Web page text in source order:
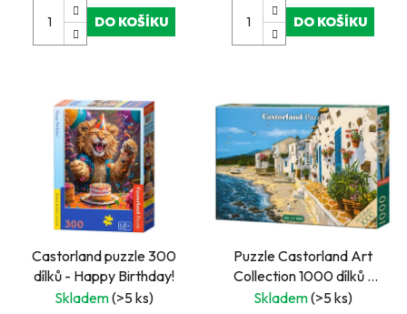
DO KOŠÍKU DO KOŠÍKU
Castorland puzzle 300
dílků - Happy Birthday!
Skladem(>5 ks)
Puzzle Castorland Art
Collection 1000 dílků -
Prázdninová nálada
Skladem(>5 ks)